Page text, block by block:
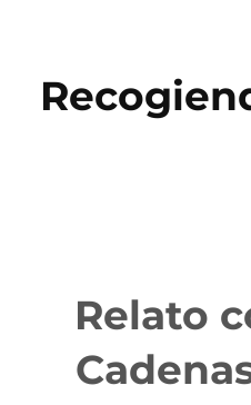
contenido
Relato